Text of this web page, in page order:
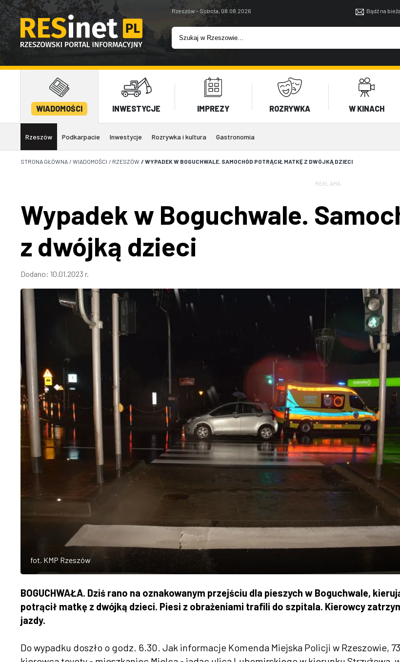
Rzeszów - Sobota, 08.08.2026 Bądź na
WIADOMOŚCI INWESTYCJE IMPREZY ROZRYWKA W KINACH
Rzeszów Podkarpacie Inwestycje Rozrywka i kultura Gastronomia
STRONA GŁÓWNA / WIADOMOŚCI / RZESZÓW / WYPADEK W BOGUCHWALE. SAMOCHÓD POTRĄCIŁ MATKĘ Z DWÓJKĄ DZIECI
REKLAMA
Wypadek w Boguchwale.
z dwójką dzieci
Dodano: 10.01.2023 r.
fot. KMP Rzeszów
BOGUCHWAŁA. Dziś rano na oznakowanym przejściu dla pieszych w Boguchwale,
potrącił matkę z dwójką dzieci. Piesi z obrażeniami trafili do szpitala. Kierowcy
jazdy.
Do wypadku doszło o godz. 6.30. Jak informacje Komenda Miejska Policji w Rzeszowie,